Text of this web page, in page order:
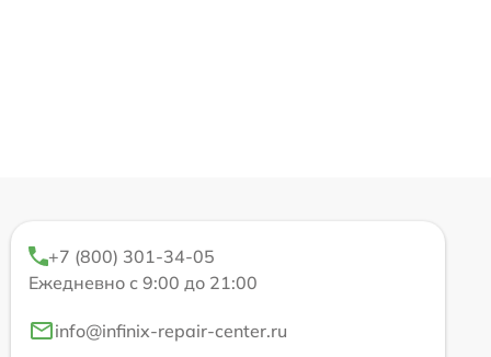
+7 (800) 301-34-05
Ежедневно с 9:00 до 21:00
info@infinix-repair-center.ru